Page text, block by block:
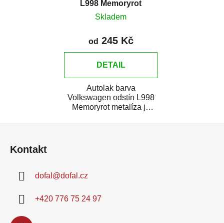
L998 Memoryrot
metalíza
Skladem
od 245 Kč
DETAIL
Autolak barva
Volkswagen odstín L998
Memoryrot metalíza je
Kontakt
dofal @dofal.cz
+420 776 75 24 97